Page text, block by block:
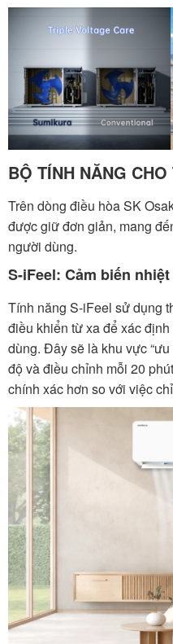
BỘ TÍNH NĂNG
Trên dòng điều hòa SK
được giữ đơn giản, mang
người dùng.
S-iFeel: Cảm biến
Tính năng S-iFeel sử dụng
điều khiển từ xa để xác
dùng. Đây sẽ là khu vực
độ và điều chỉnh mỗi 20
chính xác hơn so với việc